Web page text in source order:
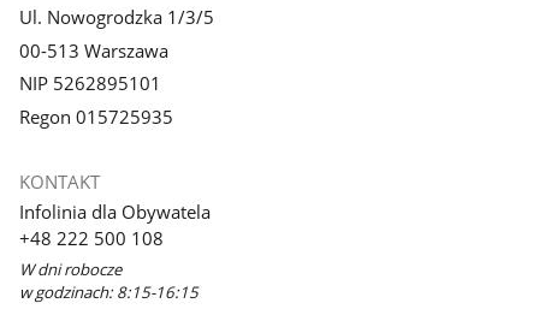
Ul. Nowogrodzka 1/3/5
00-513 Warszawa
NIP 5262895101
Regon 015725935
KONTAKT
Infolinia dla Obywatela
+48 222 500 108
W dni robocze
w godzinach: 8:15-16:15